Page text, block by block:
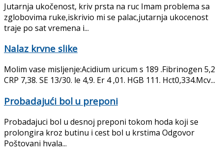
Jutarnja ukočenost, kriv prsta na ruc Imam problema sa
zglobovima ruke,iskrivio mi se palac,jutarnja ukocenost
traje po sat vremena i...
Nalaz krvne slike
Molim vase misljenje:Acidium uricum s 189 .Fibrinogen 5,2
CRP 7,38. SE 13/30. le 4,9. Er 4 ,01. HGB 111. Hct0,334.Mcv...
Probadajući bol u preponi
Probadajuci bol u desnoj preponi tokom hoda koji se
prolongira kroz butinu i cest bol u krstima Odgovor
Poštovani hvala...